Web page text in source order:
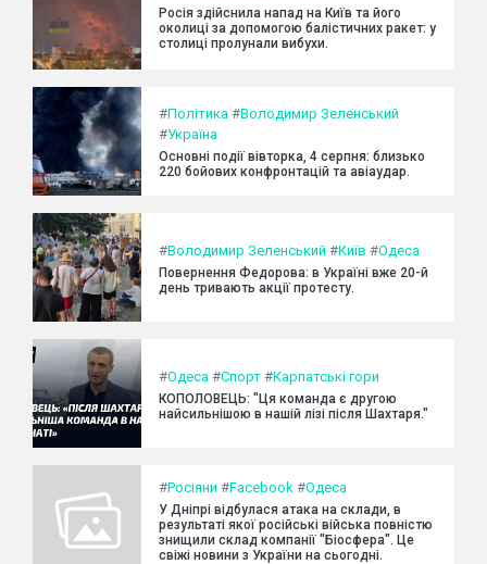
Росія здійснила напад на Київ та його
околиці за допомогою балістичних ракет: у
столиці пролунали вибухи.
#Політика #Володимир Зеленський
#Україна
Основні події вівторка, 4 серпня: близько
220 бойових конфронтацій та авіаудар.
#Володимир Зеленський #Київ #Одеса
Повернення Федорова: в Україні вже 20-й
день тривають акції протесту.
#Одеса #Спорт #Карпатські гори
КОПОЛОВЕЦЬ: "Ця команда є другою
найсильнішою в нашій лізі після Шахтаря."
#Росіяни #Facebook #Одеса
У Дніпрі відбулася атака на склади, в
результаті якої російські війська повністю
знищили склад компанії "Біосфера". Це
свіжі новини з України на сьогодні.